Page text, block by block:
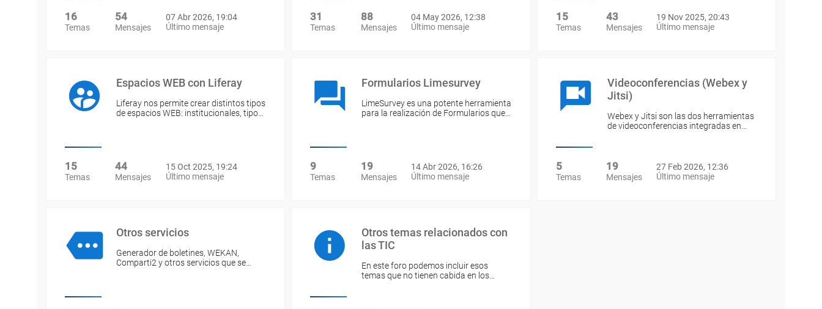
16
Temas
54
Mensajes
07 Abr 2026, 19:04
Último mensaje
31
Temas
88
Mensajes
04 May 2026, 12:38
Último mensaje
15
Temas
43
Mensajes
19 Nov 2025, 20:43
Último mensaje
Espacios WEB con Liferay
Liferay nos permite crear distintos tipos
de espacios WEB: institucionales, tipo…
15
Temas
44
Mensajes
15 Oct 2025, 19:24
Último mensaje
Formularios Limesurvey
LimeSurvey es una potente herramienta
para la realización de Formularios que…
9
Temas
19
Mensajes
14 Abr 2026, 16:26
Último mensaje
Videoconferencias (Webex y
Jitsi)
Webex y Jitsi son las dos herramientas
de videoconferencias integradas en…
5
Temas
19
Mensajes
27 Feb 2026, 12:36
Último mensaje
Otros servicios
Generador de boletines, WEKAN,
Comparti2 y otros servicios que se…
Otros temas relacionados con
las TIC
En este foro podemos incluir esos
temas que no tienen cabida en los…